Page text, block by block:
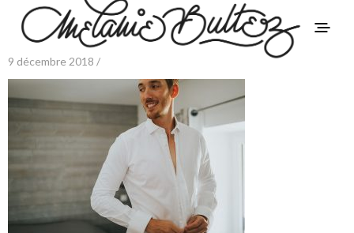
9 décembre 2018 /